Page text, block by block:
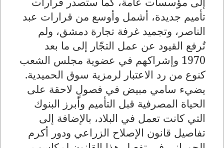
تأميم جديدة، أشمل وأوسع من قرارات عبد
الناصر، وتجميد غرفة تجارة دمشق، ولم
تُرفع القيود عن عمل التجّار إلى ما بعد
1970 وإشراكهم في عضوية مجلس الشعب
كنوع من رد الاعتبار لرمزية سوق الحميدية.
يضيء سامي مبيض في فصولٍ لاحقة على
الحياة المصرفية قبل التأميم وأبرز البنوك
التي كانت تعمل في البلاد، بالإضافة إلى
تفاصيل قانون الإصلاح الزراعي ودور أكرم